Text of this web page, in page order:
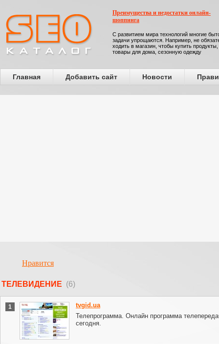
Преимущества и недостатки онлайн-
шоппинга
С развитием мира технологий многие
задачи упрощаются. Например, не
ходить в магазин, чтобы купить продукты,
товары для дома, сезонную одежду
Главная Добавить сайт Новости
Нравится
ТЕЛЕВИДЕНИЕ (6)
1
tvgid.ua
Телепрограмма. Онлайн программа
сегодня.